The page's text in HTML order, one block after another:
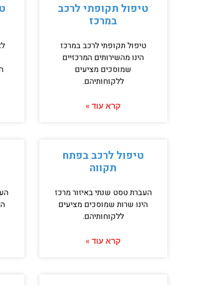
טיפול תקופתי לרכב
במרכז
טיפול תקופתי לרכב במרכז
הינו מהשירותים המרכזיים
שמוסכים מציעים
ללקוחותיהם.
קרא עוד »
טיפול לרכב בפתח
תקווה
העברת טסט שנתי באיזור מרכז
הינו שרות שמוסכים מציעים
ללקוחותיהם.
קרא עוד »